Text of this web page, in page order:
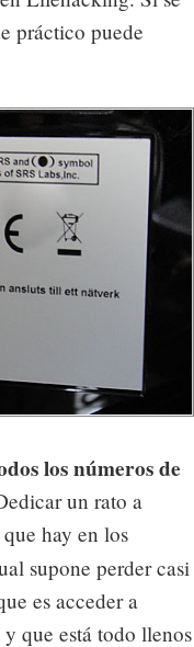
práctico puede
los números de
un rato a
hay en los
supone perder casi
es acceder a
que está todo llenos